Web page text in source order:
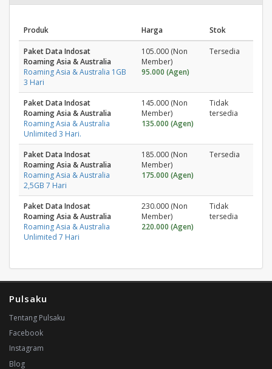
Produk Harga Stok
Paket Data Indosat
Roaming Asia & Australia
Roaming Asia & Australia 1GB
3 Hari
105.000 (Non
Member)
95.000 (Agen)
Tersedia
Paket Data Indosat
Roaming Asia & Australia
Roaming Asia & Australia
Unlimited 3 Hari.
145.000 (Non
Member)
135.000 (Agen)
Tidak
tersedia
Paket Data Indosat
Roaming Asia & Australia
Roaming Asia & Australia
2,5GB 7 Hari
185.000 (Non
Member)
175.000 (Agen)
Tersedia
Paket Data Indosat
Roaming Asia & Australia
Roaming Asia & Australia
Unlimited 7 Hari
230.000 (Non
Member)
220.000 (Agen)
Tidak
tersedia
Pulsaku
Tentang Pulsaku
Facebook
Instagram
Blog